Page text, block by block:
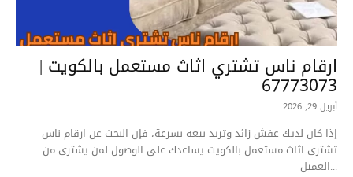
ارقام ناس تشتري اثاث مستعمل بالكويت |
67773073
أبريل 29, 2026
إذا كان لديك عفش زائد وتريد بيعه بسرعة، فإن البحث عن ارقام ناس
تشتري اثاث مستعمل بالكويت يساعدك على الوصول لمن يشتري من
العميل...